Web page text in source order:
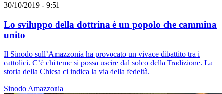
30/10/2019 - 9:51
Lo sviluppo della dottrina è un popolo che cammina
unito
Il Sinodo sull’Amazzonia ha provocato un vivace dibattito tra i
cattolici. C’è chi teme si possa uscire dal solco della Tradizione. La
storia della Chiesa ci indica la via della fedeltà.
Sinodo Amazzonia